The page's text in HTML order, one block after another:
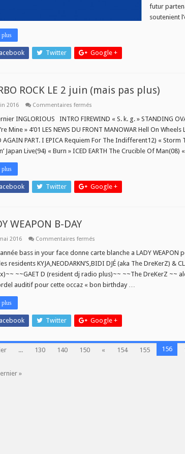
futur
soutenient
plus
Twitter Google +
ROCK LE 2 juin (mais pas plus)
2016 Commentaires ferméssur
ROCK
2
juin
(mais
pas
INGLORIOUS INTRO FIREWIND « S. k. g. » STANDING
Mine » 4’01 LES NEWS DU FRONT MANOWAR Hell On
AGAIN PART. I EPICA Requiem For The Indifferent12) « Storm
Japan Live(94) « Burn » ICED EARTH The Crucible Of
plus
Twitter Google +
WEAPON B-DAY
2016 Commentaires ferméssur
WEAPON
DAY
bass in your face donne carte blanche a LADY
residents KYJA,NEODARKN’S,BIDI DJÉ (aka The DreKerZ) &
~~GAET D (resident dj radio plus)~~ ~~The DreKerZ ~~
auditif pour cette occaz « bon birthday …
plus
Twitter Google +
... 130 140 150 « 154 155 156
»